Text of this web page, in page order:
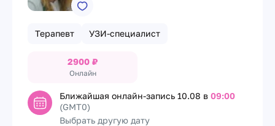
Терапевт УЗИ-специалист
2900 ₽
Онлайн
Ближайшая онлайн-запись 10.08 в 09:00
(GMT0)
Выбрать другую дату